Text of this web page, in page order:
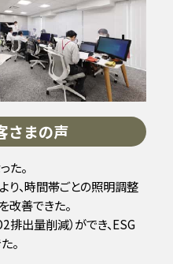
さまの声
た。
り、時間帯ごとの照明調整
改善できた。
排出量削減）ができ、ESG
。